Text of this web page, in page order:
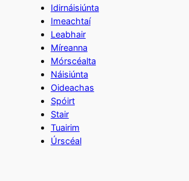
Idirnáisiúnta
Imeachtaí
Leabhair
Míreanna
Mórscéalta
Náisiúnta
Oideachas
Spóirt
Stair
Tuairim
Úrscéal